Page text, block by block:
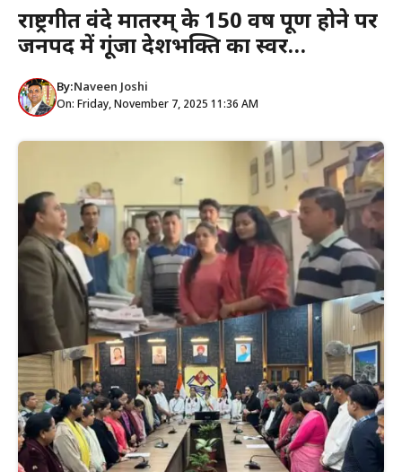
राष्ट्रगीत वंदे मातरम् के 150 वर्ष पूर्ण होने पर
जनपद में गूंजा देशभक्ति का स्वर…
By:Naveen Joshi
On: Friday, November 7, 2025 11:36 AM